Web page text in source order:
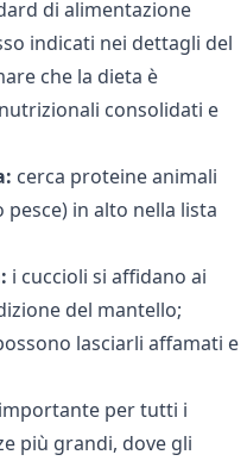
di alimentazione
indicati nei dettagli del
che la dieta è
consolidati e
cerca proteine animali
in alto nella lista
i cuccioli si affidano ai
del mantello;
lasciarli affamati e
importante per tutti i
più grandi, dove gli